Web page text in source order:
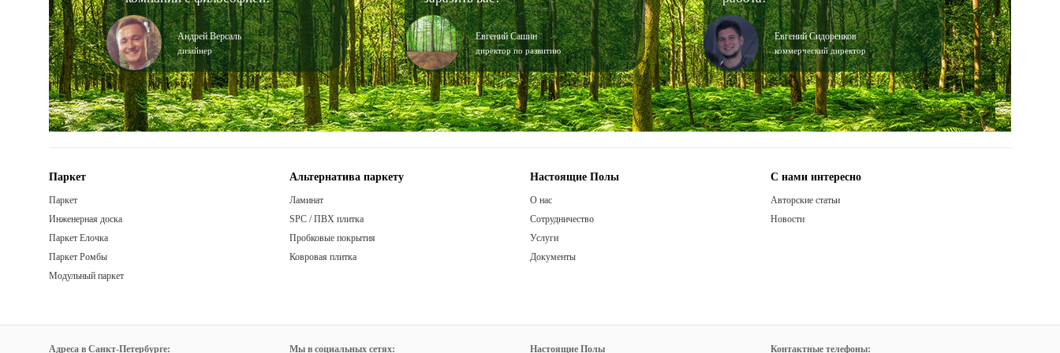
Андрей Версаль
дизайнер
Евгений Сашин
директор по развитию
Евгений Сидоренков
коммерческий директор
Паркет
Паркет
Инженерная доска
Паркет Елочка
Паркет Ромбы
Модульный паркет
Альтернатива паркету
Ламинат
SPC / ПВХ плитка
Пробковые покрытия
Ковровая плитка
Настоящие Полы
О нас
Сотрудничество
Услуги
Документы
С нами интересно
Авторские статьи
Новости
Адреса в Санкт-Петербурге: Мы в социальных сетях: Настоящие Полы Контактные телефоны: